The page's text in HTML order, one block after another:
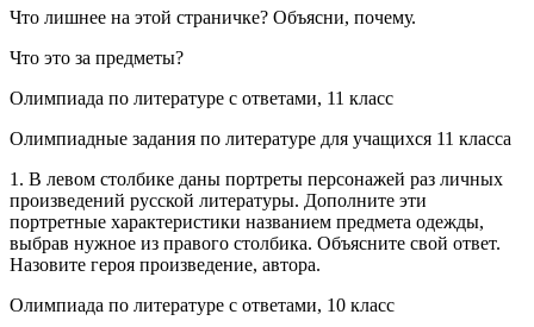
Что лишнее на этой страничке? Объясни, почему.
Что это за предметы?
Олимпиада по литературе с ответами, 11 класс
Олимпиадные задания по литературе для учащихся 11 класса
1. В левом столбике даны портреты персонажей раз личных
произведений русской литературы. Дополните эти
портретные характеристики названием предмета одежды,
выбрав нужное из правого столбика. Объясните свой ответ.
Назовите героя произведение, автора.
Олимпиада по литературе с ответами, 10 класс